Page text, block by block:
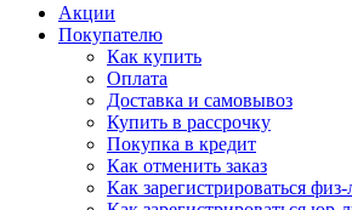
Акции
Покупателю
Как купить
Оплата
Доставка и самовывоз
Купить в рассрочку
Покупка в кредит
Как отменить заказ
Как зарегистрироваться